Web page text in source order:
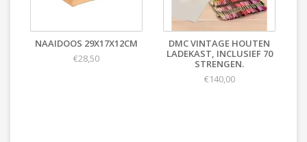
NAAIDOOS 29X17X12CM
€28,50
DMC VINTAGE HOUTEN
LADEKAST, INCLUSIEF 70
STRENGEN.
€140,00